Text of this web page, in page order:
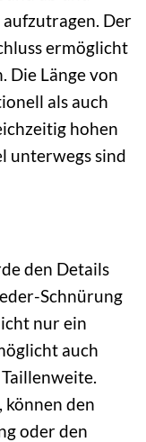
Der
ermöglicht
Die Länge von
als auch
hohen
unterwegs sind
den Details
Schnürung
nur ein
auch
den
oder den